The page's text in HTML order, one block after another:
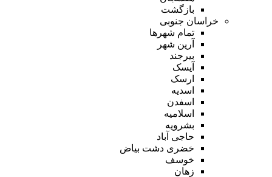
بازگشت
خراسان جنوبی
تمام شهر‌ها
آرین شهر
بیرجند
آیسک
ارسک
اسدیه
اسفدن
اسلامیه
بشرویه
حاجی آباد
خضری دشت بیاض
خوسف
زهان